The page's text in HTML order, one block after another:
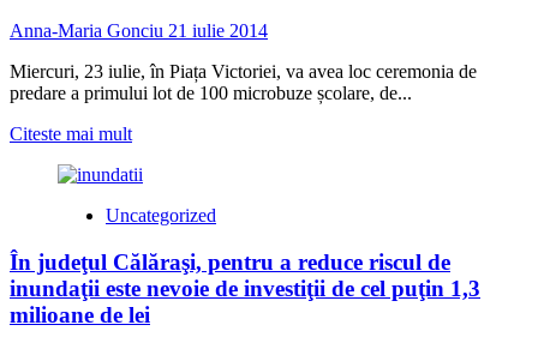
în
comuna
Borcea
Anna-Maria Gonciu 21 iulie 2014
Miercuri, 23 iulie, în Piața Victoriei, va avea loc ceremonia de
predare a primului lot de 100 microbuze școlare, de...
Citeste mai multRead
about
din
de
localităţi,
din
judeţul
Uncategorized
În judeţul Călăraşi, pentru a reduce riscul de
inundaţii este nevoie de investiţii de cel puţin 1,3
milioane de lei